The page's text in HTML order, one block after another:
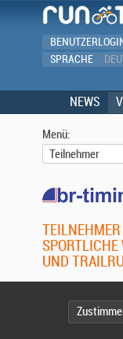
SPRACHE
NEWS
Menü:
SPORTLICHE
UND